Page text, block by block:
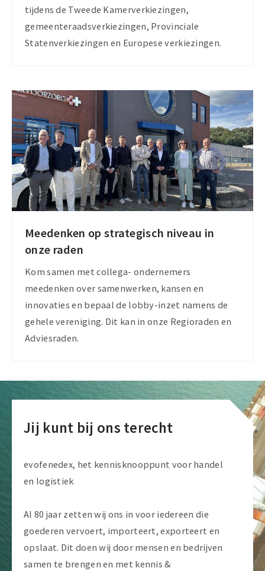
tijdens de Tweede Kamerverkiezingen,
gemeenteraadsverkiezingen, Provinciale
Statenverkiezingen en Europese verkiezingen.
Meedenken op strategisch niveau in
onze raden
Kom samen met collega- ondernemers
meedenken over samenwerken, kansen en
innovaties en bepaal de lobby-inzet namens de
gehele vereniging. Dit kan in onze Regioraden en
Adviesraden.
Jij kunt bij ons terecht
evofenedex, het kennisknooppunt voor handel
en logistiek
Al 80 jaar zetten wij ons in voor iedereen die
goederen vervoert, importeert, exporteert en
opslaat. Dit doen wij door mensen en bedrijven
samen te brengen en met kennis &